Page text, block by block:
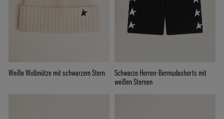
Weiße Wollmütze mit schwarzem Stern
Schwarze Herren-Bermudashorts mit
weißen Sternen